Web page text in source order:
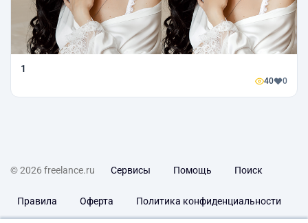
1
40 0
© 2026 freelance.ru Сервисы Помощь Поиск
Правила Оферта Политика конфиденциальности